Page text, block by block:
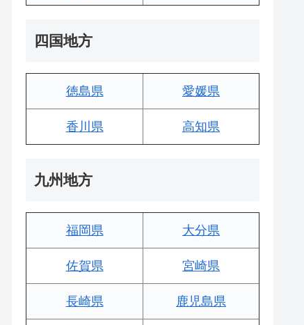
四国地方
徳島県 愛媛県
香川県 高知県
九州地方
福岡県 大分県
佐賀県 宮崎県
長崎県 鹿児島県